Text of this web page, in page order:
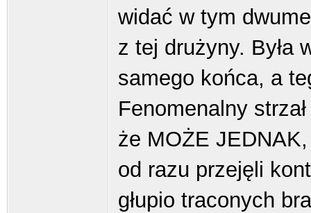
widać w tym
z tej drużyny. Była
samego końca, a
Fenomenalny
że MOŻE
od razu przejęli
głupio traconych